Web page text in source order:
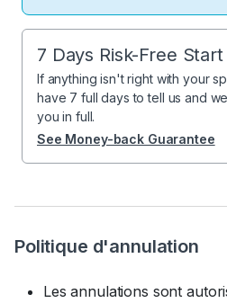
Politique d'annulation
Les annulations sont
7 Days Risk-Free Start
If anything isn't right with your
have 7 full days to tell us and
you in full.
See Money-back Guarantee